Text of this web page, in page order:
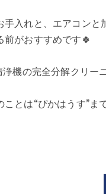
入れと、エアコン
がおすすめです🍀
浄機の完全分解クリ
とは“ぴかはうす”ま